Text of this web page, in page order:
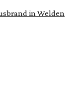
in Welden